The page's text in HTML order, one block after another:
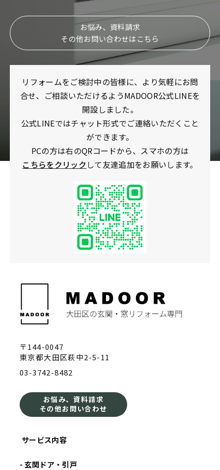
お悩み、資料請求
その他お問い合わせはこちら
リフォームをご検討中の皆様に、より気軽にお問
合せ、ご相談いただけるようMADOOR公式LINEを
開設しました。
公式LINEではチャット形式でご連絡いただくこと
ができます。
PCの方は右のQRコードから、スマホの方は
こちらをクリック して友達追加をお願いします。
〒144-0047
東京都大田区萩中2-5-11
03-3742-8482
お悩み、資料請求
その他お問い合わせ
サービス内容
- 玄関ドア・引戸